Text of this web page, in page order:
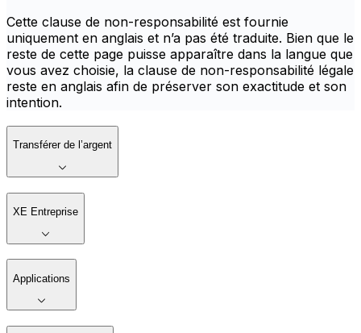
Cette clause de non-responsabilité est fournie
uniquement en anglais et n’a pas été traduite. Bien que le
reste de cette page puisse apparaître dans la langue que
vous avez choisie, la clause de non-responsabilité légale
reste en anglais afin de préserver son exactitude et son
intention.
Transférer de l’argent
XE Entreprise
Applications